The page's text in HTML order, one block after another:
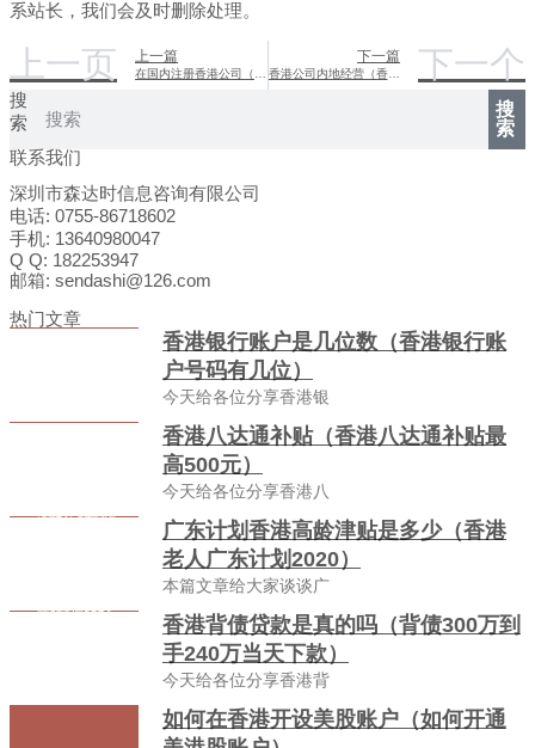
系站长，我们会及时删除处理。
上一页 上一篇 下一篇 下一个
搜
索
搜
索
联系我们
深圳市森达时信息咨询有限公司
电话: 0755-86718602
手机: 13640980047
Q Q: 182253947
邮箱: sendashi@126.com
热门文章
香港银行账户是几位数（香港银行账
户号码有几位）
今天给各位分享香港银
香港八达通补贴（香港八达通补贴最
高500元）
今天给各位分享香港八
广东计划香港高龄津贴是多少（香港
老人广东计划2020）
本篇文章给大家谈谈广
香港背债贷款是真的吗（背债300万到
手240万当天下款）
今天给各位分享香港背
如何在香港开设美股账户（如何开通